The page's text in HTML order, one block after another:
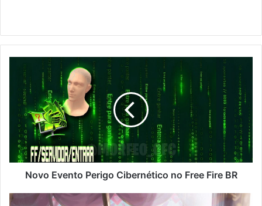
Evento
Perigo
Cibernético
Free
Fire
BR
Novo Evento Perigo Cibernético no Free Fire BR
Vira-